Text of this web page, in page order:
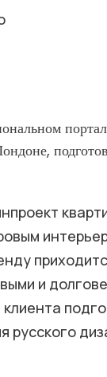
и
русского